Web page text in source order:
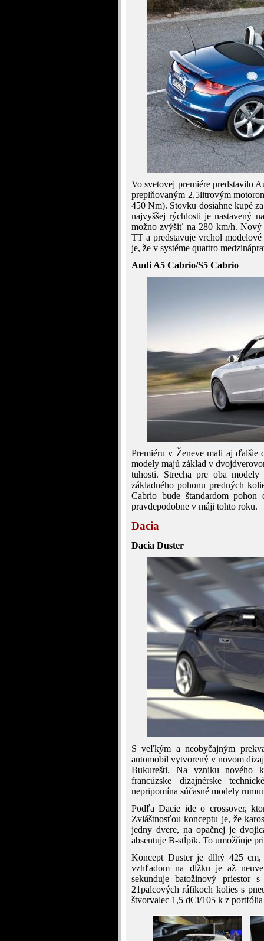
Vo svetovej premiére predstavilo
preplňovaným 2,5litrovým
450 Nm). Stovku dosiahne kupé
najvyššej rýchlosti je nastavený
možno zvýšiť na 280 km/h.
TT a predstavuje vrchol
je, že v systéme quattro
Audi A5 Cabrio/S5 Cabrio
Premiéru v Ženeve mali aj
modely majú základ v
tuhosti. Strecha pre oba
základného pohonu predných
Cabrio bude štandardom
pravdepodobne v máji tohto roku.
Dacia
Dacia Duster
S veľkým a neobyčajným
automobil vytvorený v novom
Bukurešti. Na vzniku nového
francúzske dizajnérske
nepripomína súčasné modely
Podľa Dacie ide o crossover,
Zvláštnosťou konceptu je, že
jedny dvere, na opačnej je
absentuje B-stĺpik. To umožňuje
Koncept Duster je dlhý 425
vzhľadom na dĺžku je až
sekunduje batožinový priestor
21palcových ráfikoch kolies s
štvorvalec 1,5 dCi/105 k z